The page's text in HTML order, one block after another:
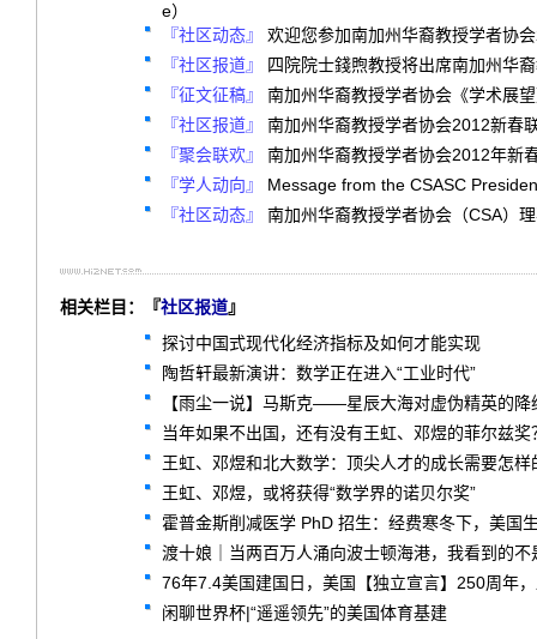
e）
『社区动态』
欢迎您参加南加州华裔教授学者协
『社区报道』
四院院士錢煦教授将出席南加州华
『征文征稿』
南加州华裔教授学者协会《学术展
『社区报道』
南加州华裔教授学者协会2012新春
『聚会联欢』
南加州华裔教授学者协会2012年新
『学人动向』
Message from the CSASC
『社区动态』
南加州华裔教授学者协会（CSA）
相关栏目：『社区报道』
探讨中国式现代化经济指标及如何才能实现
陶哲轩最新演讲：数学正在进入“工业时代”
【雨尘一说】马斯克——星辰大海对虚伪精英的降
当年如果不出国，还有没有王虹、邓煜的菲尔兹奖
王虹、邓煜和北大数学：顶尖人才的成长需要怎样
王虹、邓煜，或将获得“数学界的诺贝尔奖”
霍普金斯削减医学 PhD 招生：经费寒冬下，美国
渡十娘｜当两百万人涌向波士顿海港，我看到的不
76年7.4美国建国日，美国【独立宣言】250周年
闲聊世界杯|“遥遥领先”的美国体育基建